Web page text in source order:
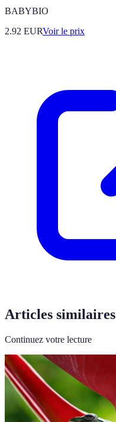
BABYBIO
2.92 EURVoir le prix
Articles similaires
Continuez votre lecture